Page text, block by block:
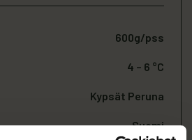
600g/pss
4 – 6 °C
Kypsät Peruna
Suomi